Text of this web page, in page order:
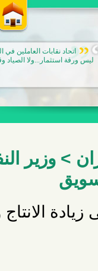
اتحاد نقابات العاملين في
ليس ورقة استثمار...ولا الصياد
> وزير
زيادة